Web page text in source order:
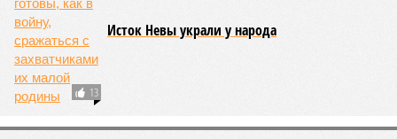
13
Исток Невы украли у народа